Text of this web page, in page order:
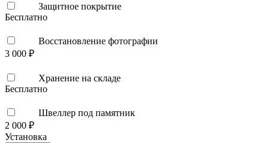
Защитное покрытие
Бесплатно
Восстановление фотографии
3 000 ₽
Хранение на складе
Бесплатно
Швеллер под памятник
2 000 ₽
Установка